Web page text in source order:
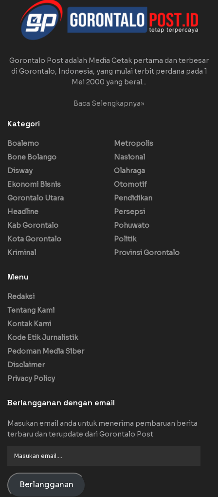
Gorontalo Post adalah Media Cetak pertama dan terbesar
di Gorontalo, Indonesia, yang mulai terbit perdana pada 1
Mei 2000 yang beral...
Baca Selengkapnya»
Kategori
Boalemo
Bone Bolango
Disway
Ekonomi Bisnis
Gorontalo Utara
Headline
Kab Gorontalo
Kota Gorontalo
Kriminal
Metropolis
Nasional
Olahraga
Otomotif
Pendidikan
Persepsi
Pohuwato
Politik
Provinsi Gorontalo
Menu
Redaksi
Tentang Kami
Kontak Kami
Kode Etik Jurnalistik
Pedoman Media Siber
Disclaimer
Privacy Policy
Berlangganan dengan email
Masukan email anda untuk menerima pembaruan berita
terbaru dan terupdate dari Gorontalo Post
Berlangganan